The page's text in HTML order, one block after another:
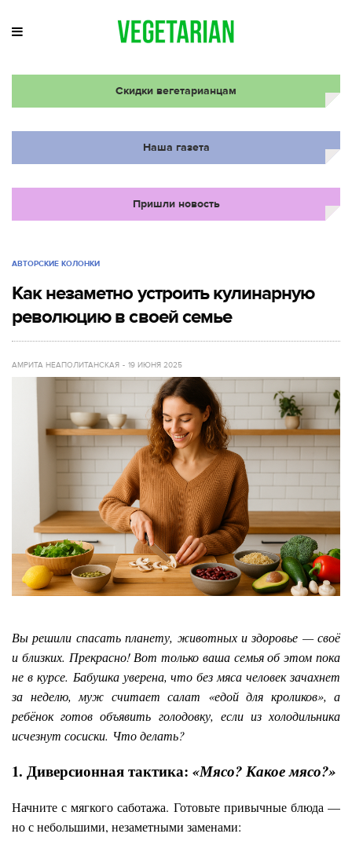
Скидки вегетарианцам
Наша газета
Пришли новость
АВТОРСКИЕ КОЛОНКИ
Как незаметно устроить кулинарную
революцию в своей семье
АМРИТА НЕАПОЛИТАНСКАЯ 19 ИЮНЯ 2025
Вы решили спасать планету, животных и здоровье — своё
и близких. Прекрасно! Вот только ваша семья об этом пока
не в курсе. Бабушка уверена, что без мяса человек зачахнет
за неделю, муж считает салат «едой для кроликов», а
ребёнок готов объявить голодовку, если из холодильника
исчезнут сосиски. Что делать?
1. Диверсионная тактика: «Мясо? Какое мясо?»
Начните с мягкого саботажа. Готовьте привычные блюда —
но с небольшими, незаметными заменами: